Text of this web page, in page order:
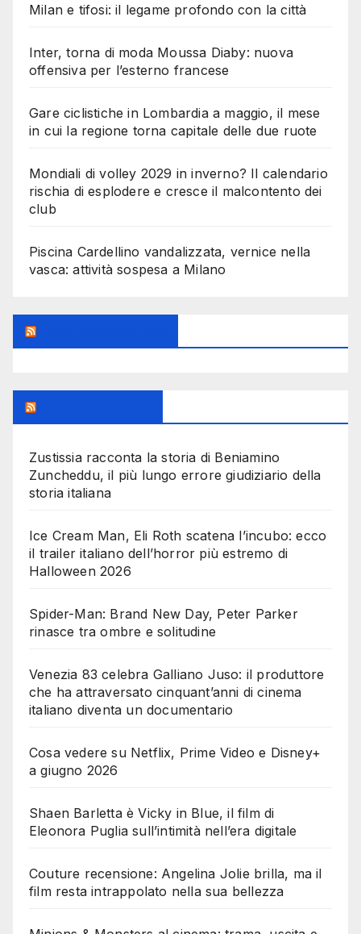
Milan e tifosi: il legame profondo con la città
Inter, torna di moda Moussa Diaby: nuova
offensiva per l’esterno francese
Gare ciclistiche in Lombardia a maggio, il mese
in cui la regione torna capitale delle due ruote
Mondiali di volley 2029 in inverno? Il calendario
rischia di esplodere e cresce il malcontento dei
club
Piscina Cardellino vandalizzata, vernice nella
vasca: attività sospesa a Milano
Zustissia racconta la storia di Beniamino
Zuncheddu, il più lungo errore giudiziario della
storia italiana
Ice Cream Man, Eli Roth scatena l’incubo: ecco
il trailer italiano dell’horror più estremo di
Halloween 2026
Spider-Man: Brand New Day, Peter Parker
rinasce tra ombre e solitudine
Venezia 83 celebra Galliano Juso: il produttore
che ha attraversato cinquant’anni di cinema
italiano diventa un documentario
Cosa vedere su Netflix, Prime Video e Disney+
a giugno 2026
Shaen Barletta è Vicky in Blue, il film di
Eleonora Puglia sull’intimità nell’era digitale
Couture recensione: Angelina Jolie brilla, ma il
film resta intrappolato nella sua bellezza